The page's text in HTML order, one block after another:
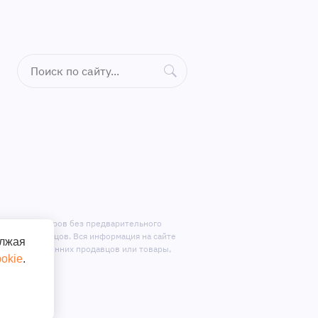
приборов без предварительного
у продавцов. Вся информация на сайте
сторонних продавцов или товары,
.